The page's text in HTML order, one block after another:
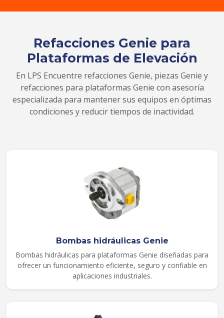
Refacciones Genie para
Plataformas de Elevación
En LPS Encuentre refacciones Genie, piezas Genie y
refacciones para plataformas Genie con asesoría
especializada para mantener sus equipos en óptimas
condiciones y reducir tiempos de inactividad.
Bombas hidráulicas Genie
Bombas hidráulicas para plataformas Genie diseñadas para
ofrecer un funcionamiento eficiente, seguro y confiable en
aplicaciones industriales.